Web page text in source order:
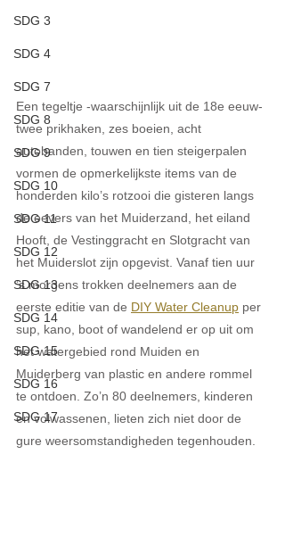
SDG 3
SDG 4
SDG 7
SDG 8
SDG 9
SDG 10
SDG 11
SDG 12
SDG 13
SDG 14
SDG 15
SDG 16
SDG 17
Een tegeltje -waarschijnlijk uit de 18e eeuw-
twee prikhaken, zes boeien, acht
autobanden, touwen en tien steigerpalen
vormen de opmerkelijkste items van de
honderden kilo’s rotzooi die gisteren langs
de oevers van het Muiderzand, het eiland
Hooft, de Vestinggracht en Slotgracht van
het Muiderslot zijn opgevist. Vanaf tien uur
’s morgens trokken deelnemers aan de
eerste editie van de DIY Water Cleanup per
sup, kano, boot of wandelend er op uit om
het watergebied rond Muiden en
Muiderberg van plastic en andere rommel
te ontdoen. Zo’n 80 deelnemers, kinderen
en volwassenen, lieten zich niet door de
gure weersomstandigheden tegenhouden.